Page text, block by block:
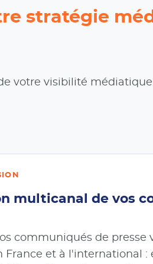
stratégie
votre visibilité
multicanal de vos
communiqués de presse
France et à l'international :